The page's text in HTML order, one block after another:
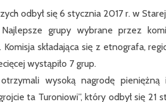
Kolędniczej
Szopką
Siekierczyny
odbył się 6 stycznia 2017 r. w
Najlepsze grupy wybrane przez
składająca się z etnografa,
wystąpiło 7 grup.
wysoką nagrodę
ta Turoniowi”, który odbył się 21